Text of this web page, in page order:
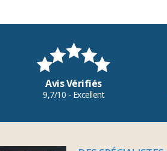
Avis Vérifiés
9,7/10 - Excellent